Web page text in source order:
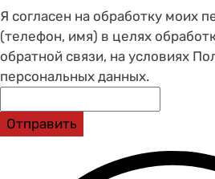
Я согласен на обработку моих
(телефон, имя) в целях
обратной связи, на условиях
персональных данных.
Отправить